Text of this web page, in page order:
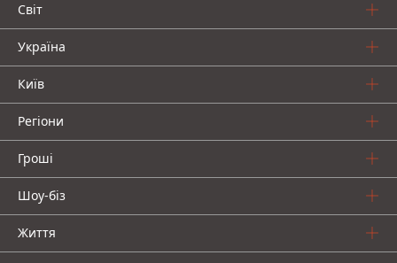
Світ
Україна
Київ
Регіони
Гроші
Шоу-біз
Життя